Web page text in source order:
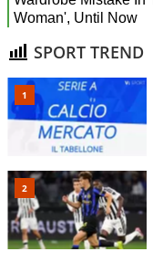
SPORT TREND